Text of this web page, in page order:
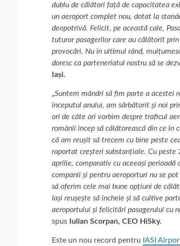
dublu de călători față de capacitatea
un aeroport complet nou, dotat la
deopotrivă. Felicit, pe această cale,
tuturor pasagerilor care au călătorit
provocări. Nu în ultimul rând,
doresc ca parteneriatul nostru să se
Iași.
„Suntem mândri să fim parte a acestei
începutul anului, am sărbătorit și noi
ori de câte ori vorbim despre traficul
românii încep să călătorească din ce în
că am reușit să trecem cu bine peste
raportat creșteri substanțiale. Cu peste
aprilie, comparativ cu aceeași
companii și pentru aeroporturi nu se
să oferim cele mai bune opțiuni de
Iași reușește să încheie și să cultive
aeroportului și felicitări pasagerului cu
spus Iulian Scorpan, CEO HiSky.
Este un nou record pentru IASI